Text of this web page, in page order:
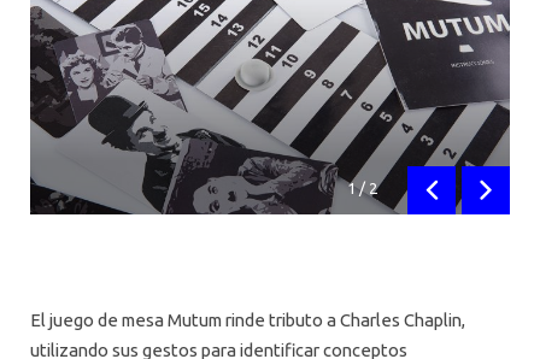
1/ 2
Anterior
El juego de mesa Mutum rinde tributo a Charles Chaplin,
utilizando sus gestos para identificar conceptos